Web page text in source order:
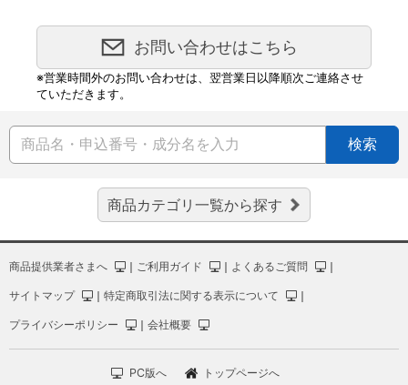
お問い合わせはこちら
※営業時間外のお問い合わせは、翌営業日以降順次ご連絡させ
ていただきます。
検索
商品カテゴリ一覧から探す
商品提供業者さまへ ｜ ご利用ガイド ｜ よくあるご質問 ｜
サイトマップ ｜ 特定商取引法に関する表示について ｜
プライバシーポリシー ｜ 会社概要
PC版へ トップページへ